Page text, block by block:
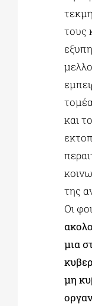
τους
και
της
Οι
μια
μη